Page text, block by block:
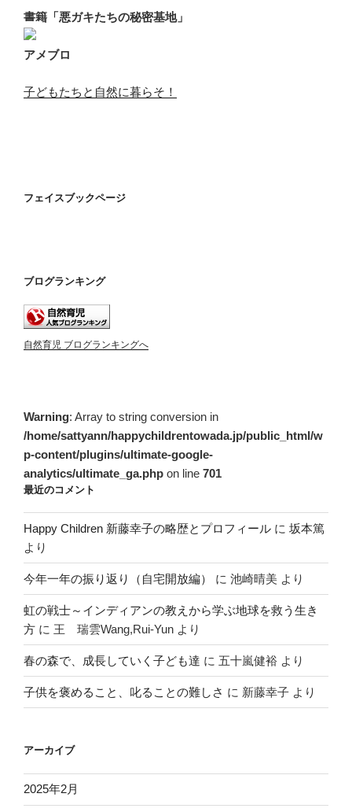
書籍「悪ガキたちの秘密基地」
アメブロ
子どもたちと自然に暮らそ！
フェイスブックページ
ブログランキング
自然育児 ブログランキングへ
Warning: Array to string conversion in
/home/sattyann/happychildrentowada.jp/public_html/w
p-content/plugins/ultimate-google-
analytics/ultimate_ga.php on line 701
最近のコメント
Happy Children 新藤幸子の略歴とプロフィール に 坂本篤
より
今年一年の振り返り（自宅開放編） に 池崎晴美 より
虹の戦士～インディアンの教えから学ぶ地球を救う生き
方 に 王 瑞雲Wang,Rui-Yun より
春の森で、成長していく子ども達 に 五十嵐健裕 より
子供を褒めること、叱ることの難しさ に 新藤幸子 より
アーカイブ
2025年2月